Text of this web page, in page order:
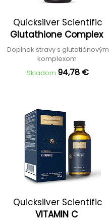
Quicksilver Scientific
Glutathione Complex
Doplnok stravy s glutatiónovým
komplexom
Skladom 94,78 €
Quicksilver Scientific
VITAMIN C